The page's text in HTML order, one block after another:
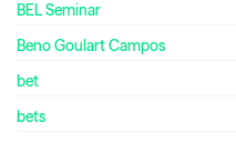
BEL Seminar
Beno Goulart Campos
bet
bets